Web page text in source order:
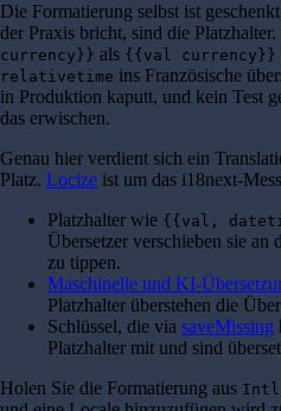
Die Formatierung selbst ist
der Praxis bricht, sind die
currency}} als {{val currency}}
relativetime ins Französische
in Produktion kaputt, und kein Test
das erwischen.
Genau hier verdient sich ein
Platz. Locize ist um das i18next-
Platzhalter wie {{val,
Übersetzer verschieben sie an
zu tippen.
Maschinelle und KI-
Platzhalter überstehen die
Schlüssel, die via saveMissing
Platzhalter mit und sind
Holen Sie die Formatierung aus Intl